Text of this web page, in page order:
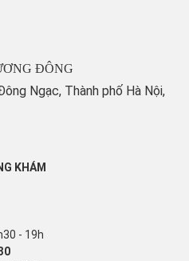
ĐÔNG
Ngạc, Thành phố Hà Nội,
KHÁM
- 19h